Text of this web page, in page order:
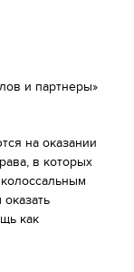
и партнеры»
на оказании
в которых
как